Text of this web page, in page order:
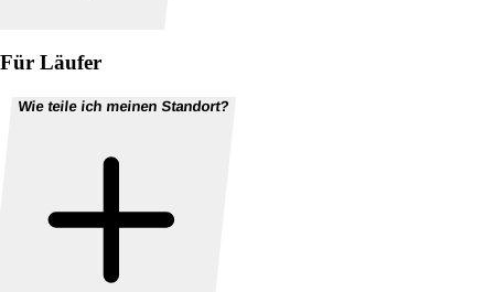
Für Läufer
Wie teile ich meinen Standort?